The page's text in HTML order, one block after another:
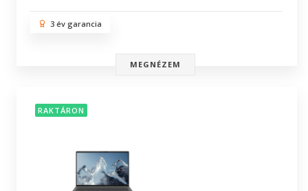
3 év garancia
MEGNÉZEM
RAKTÁRON